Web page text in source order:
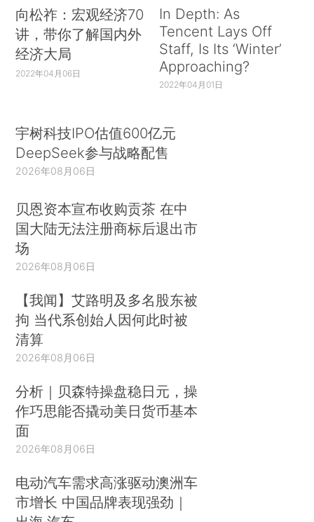
向松祚：宏观经济70
讲，带你了解国内外
经济大局
2022年04月06日
In Depth: As
Tencent Lays Off
Staff, Is Its ‘Winter’
Approaching?
2022年04月01日
宇树科技IPO估值600亿元
DeepSeek参与战略配售
2026年08月06日
贝恩资本宣布收购贡茶 在中
国大陆无法注册商标后退出市
场
2026年08月06日
【我闻】艾路明及多名股东被
拘 当代系创始人因何此时被
清算
2026年08月06日
分析｜贝森特操盘稳日元，操
作巧思能否撬动美日货币基本
面
2026年08月06日
电动汽车需求高涨驱动澳洲车
市增长 中国品牌表现强劲｜